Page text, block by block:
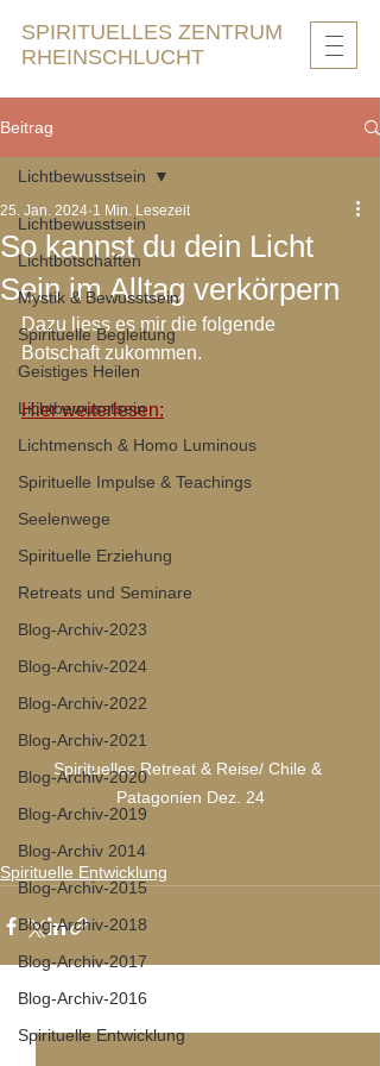
SPIRITUELLES ZENTRUM
RHEINSCHLUCHT
Beitrag
Lichtbewusstsein
Lichtbotschaften
Mystik & Bewusstsein
Spirituelle Begleitung
Geistiges Heilen
Lichtbewusstsein
Lichtmensch & Homo Luminous
Spirituelle Impulse & Teachings
Seelenwege
Spirituelle Erziehung
Retreats und Seminare
Blog-Archiv-2023
Blog-Archiv-2024
Blog-Archiv-2022
Blog-Archiv-2021
Blog-Archiv-2020
Blog-Archiv-2019
Blog-Archiv 2014
Blog-Archiv-2015
Blog-Archiv-2018
Blog-Archiv-2017
Blog-Archiv-2016
Spirituelle Entwicklung
Lichtbewusstsein
So kannst du dein Licht
Sein im Alltag verkörpern
25. Jan. 2024 1 Min. Lesezeit
Dazu liess es mir die folgende
Botschaft zukommen.
Hier weiterlesen:
Spirituelles Retreat & Reise/ Chile &
Patagonien Dez. 24
Spirituelle Entwicklung